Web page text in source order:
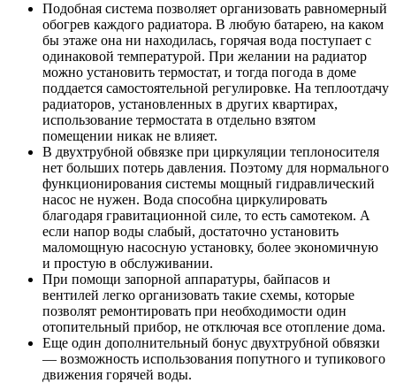
Подобная система позволяет организовать равномерный
обогрев каждого радиатора. В любую батарею, на каком
бы этаже она ни находилась, горячая вода поступает с
одинаковой температурой. При желании на радиатор
можно установить термостат, и тогда погода в доме
поддается самостоятельной регулировке. На теплоотдачу
радиаторов, установленных в других квартирах,
использование термостата в отдельно взятом
помещении никак не влияет.
В двухтрубной обвязке при циркуляции теплоносителя
нет больших потерь давления. Поэтому для нормального
функционирования системы мощный гидравлический
насос не нужен. Вода способна циркулировать
благодаря гравитационной силе, то есть самотеком. А
если напор воды слабый, достаточно установить
маломощную насосную установку, более экономичную
и простую в обслуживании.
При помощи запорной аппаратуры, байпасов и
вентилей легко организовать такие схемы, которые
позволят ремонтировать при необходимости один
отопительный прибор, не отключая все отопление дома.
Еще один дополнительный бонус двухтрубной обвязки
— возможность использования попутного и тупикового
движения горячей воды.